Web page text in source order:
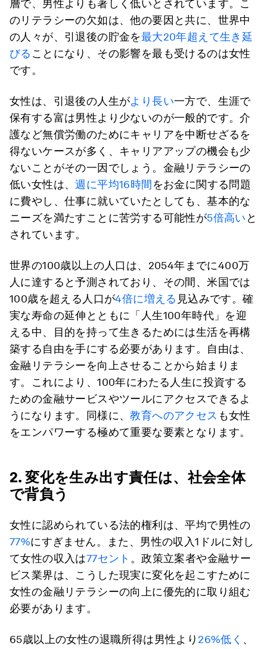
層で、男性よりも著しく低いとされています。こ
のリテラシーの欠如は、他の要因と共に、世界中
の人々が、引退後の貯金を最大20年超えて生き延
びる ことになり、その影響を最も受けるのは女性
です。
女性は、引退後の人生がより長い一方で、生涯で
保有する富は男性より少ないのが一般的です。介
護など無償労働のためにキャリアを中断せざるを
得ないケースが多く、キャリアアップの機会も少
ないことがその一因でしょう。金融リテラシーの
低い女性は、週に平均16時間 をお金に関する問題
に費やし、仕事に就いていたとしても、基本的な
ニーズを満たすことに苦労する可能性が5倍高い と
されています。
世界の100歳以上の人口は、2054年までに400万
人に達すると予測されており、その間、米国では
100歳を超える人口が4倍に増える 見込みです。確
実な寿命の延伸とともに「人生100年時代」を迎
える中、目的を持って生きるためには生活を再構
築する自由を手にする必要があります。自由は、
金融リテラシーを向上させることから始まりま
す。これにより、100年にわたる人生に投資する
ための金融サービスやツールにアクセスできるよ
うになります。同様に、教育へのアクセス も女性
をエンパワーする極めて重要な要素となります。
2. 変化を生み出す責任は、社会全体
で背負う
女性に認められている法的権利は、平均で男性の
77%にすぎません。また、男性の収入1ドルに対し
て女性の収入は77セント 。政策立案者や金融サー
ビス業界は、こうした現実に変化を起こすために
女性の金融リテラシーの向上に優先的に取り組む
必要があります。
65歳以上の女性の退職所得は男性より 26%低く 、